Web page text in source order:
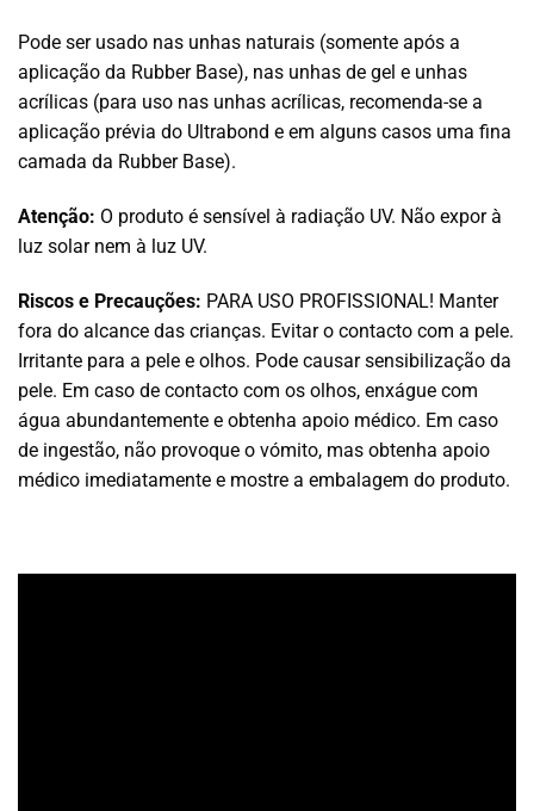
Pode ser usado nas unhas naturais (somente após a
aplicação da Rubber Base), nas unhas de gel e unhas
acrílicas (para uso nas unhas acrílicas, recomenda-se a
aplicação prévia do Ultrabond e em alguns casos uma fina
camada da Rubber Base).
Atenção: O produto é sensível à radiação UV. Não expor à
luz solar nem à luz UV.
Riscos e Precauções: PARA USO PROFISSIONAL! Manter
fora do alcance das crianças. Evitar o contacto com a pele.
Irritante para a pele e olhos. Pode causar sensibilização da
pele. Em caso de contacto com os olhos, enxágue com
água abundantemente e obtenha apoio médico. Em caso
de ingestão, não provoque o vómito, mas obtenha apoio
médico imediatamente e mostre a embalagem do produto.